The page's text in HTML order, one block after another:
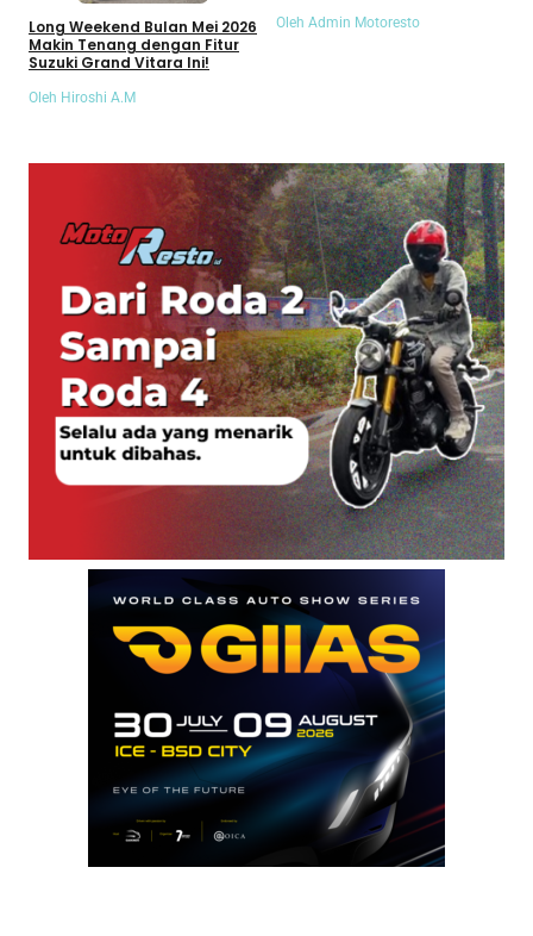
Long Weekend Bulan Mei 2026
Makin Tenang dengan Fitur
Suzuki Grand Vitara Ini!
Oleh Hiroshi A.M
Oleh Admin Motoresto